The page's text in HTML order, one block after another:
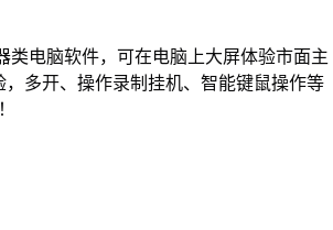
类电脑软件，可在电脑上大屏体验市面主
多开、操作录制挂机、智能键鼠操作等